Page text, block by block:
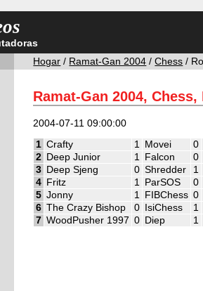
Hogar / Ramat-Gan 2004 /Chess /
Ramat-Gan 2004, Chess,
2004-07-11 09:00:00
1 Crafty 1 Movei
0
2 Deep Junior 1 Falcon
0
3 Deep Sjeng 0 Shredder
1
4 Fritz 1 ParSOS
0
5 Jonny 1 FIBChess 0
6 The Crazy Bishop 0 IsiChess
1
7 WoodPusher 1997 0 Diep 1